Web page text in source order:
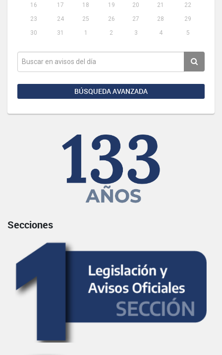
16
17 18 19 20 21
22
23
24 25 26 27 28
29
30
31 1 2 3 4 5
BÚSQUEDA AVANZADA
Secciones